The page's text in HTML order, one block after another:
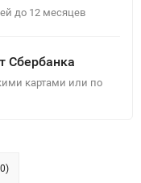
до 12 месяцев
Сбербанка
картами или по